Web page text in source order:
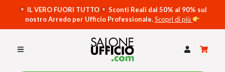
IL VERO FUORI TUTTO
Sconti Reali dal 50% al 90% sul
nostro Arredo per Ufficio Professionale.Scopri di più